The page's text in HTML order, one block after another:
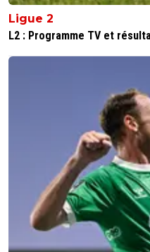
Ligue 2
L2 : Programme TV et